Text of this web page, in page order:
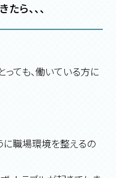
ら、、、
ても、働いている方に
に職場環境を整えるの